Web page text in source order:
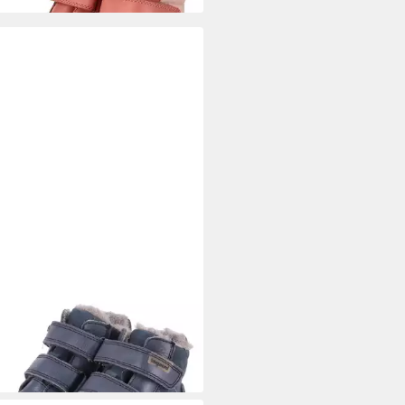
Stiefelette